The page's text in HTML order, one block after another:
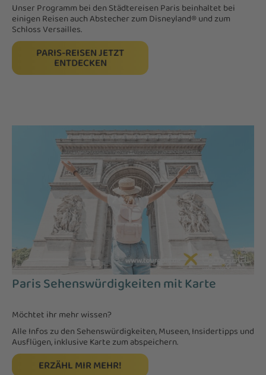
Unser Programm bei den Städtereisen Paris beinhaltet bei
einigen Reisen auch Abstecher zum Disneyland® und zum
Schloss Versailles.
PARIS-REISEN JETZT
ENTDECKEN
Paris Sehenswürdigkeiten mit Karte
Möchtet ihr mehr wissen?
Alle Infos zu den Sehenswürdigkeiten, Museen, Insidertipps und
Ausflügen, inklusive Karte zum abspeichern.
ERZÄHL MIR MEHR!